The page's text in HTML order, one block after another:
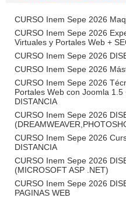
CURSO Inem Sepe 2026
CURSO Inem Sepe 2026
Virtuales y Portales Web +
CURSO Inem Sepe 2026
CURSO Inem Sepe 2026
CURSO Inem Sepe 2026
Portales Web con Joomla
DISTANCIA
CURSO Inem Sepe 2026
CURSO Inem Sepe 2026
DISTANCIA
CURSO Inem Sepe 2026
(MICROSOFT ASP .NET)
CURSO Inem Sepe 2026
PAGINAS WEB